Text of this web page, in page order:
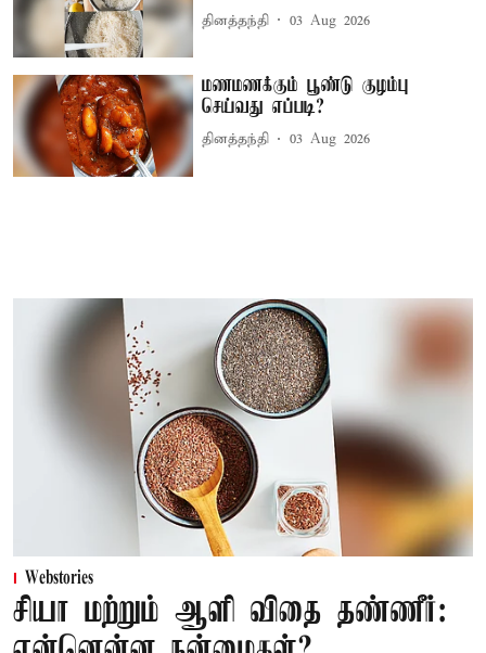
தினத்தந்தி 03 Aug 2026
மணமணக்கும் பூண்டு குழம்பு
செய்வது எப்படி?
தினத்தந்தி 03 Aug 2026
Webstories
சியா மற்றும் ஆளி விதை தண்ணீர்: